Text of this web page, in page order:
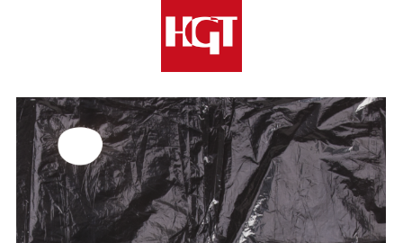
Plasa sarma galvanizata zincata
Plase umbrire
Plase anti insecte
Plase anti pasari
Plase anti buruieni
Plase castraveti
gard viu